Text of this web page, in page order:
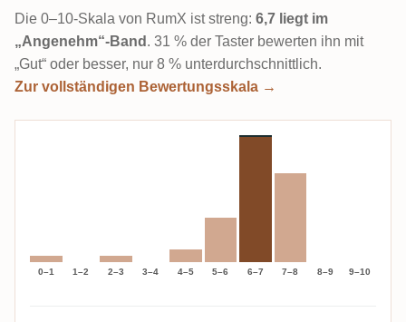
Die 0–10-Skala von RumX ist streng: 6,7 liegt im
„Angenehm“-Band . 31 % der Taster bewerten ihn mit
„Gut“ oder besser, nur 8 % unterdurchschnittlich.
Zur vollständigen Bewertungsskala →
0–1 1–2 2–3 3–4 4–5 5–6 6–7 7–8 8–9 9–10